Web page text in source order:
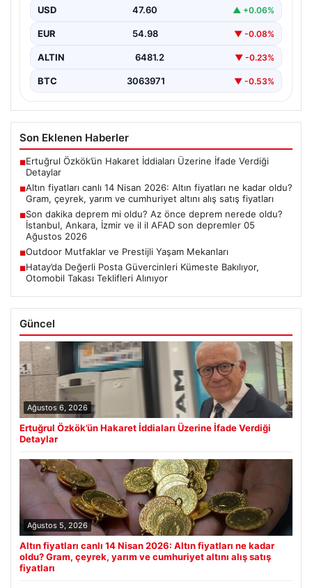
fiyatları
USD 47.60 ▲ +0.06%
EUR 54.98 ▼ -0.08%
ALTIN 6481.2 ▼ -0.23%
BTC 3063971 ▼ -0.53%
Son Eklenen Haberler
■Ertuğrul Özkök’ün Hakaret İddiaları Üzerine İfade Verdiği
Detaylar
■Altın fiyatları canlı 14 Nisan 2026: Altın fiyatları ne kadar oldu?
Gram, çeyrek, yarım ve cumhuriyet altını alış satış fiyatları
■Son dakika deprem mi oldu? Az önce deprem nerede oldu?
İstanbul, Ankara, İzmir ve il il AFAD son depremler 05
Ağustos 2026
■Outdoor Mutfaklar ve Prestijli Yaşam Mekanları
■Hatay’da Değerli Posta Güvercinleri Kümeste Bakılıyor,
Otomobil Takası Teklifleri Alınıyor
Güncel
Ağustos 6, 2026
Ertuğrul Özkök’ün Hakaret İddiaları Üzerine İfade Verdiği
Detaylar
Ağustos 5, 2026
Altın fiyatları canlı 14 Nisan 2026: Altın fiyatları ne kadar
oldu? Gram, çeyrek, yarım ve cumhuriyet altını alış satış
fiyatları